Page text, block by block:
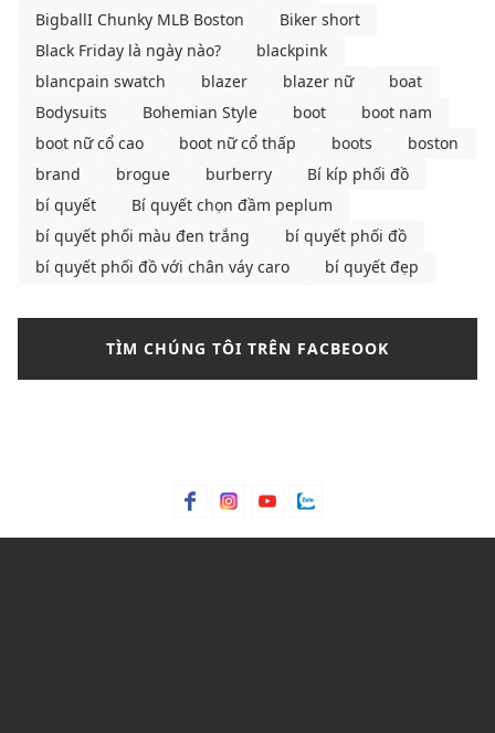
BigballI Chunky MLB Boston
Biker short
Black Friday là ngày nào?
blackpink
blancpain swatch
blazer blazer nữ
boat
Bodysuits
Bohemian Style boot
boot nam
boot nữ cổ cao
boot nữ cổ thấp boots
boston
brand
brogue burberry
Bí kíp phối đồ
bí quyết
Bí quyết chọn đầm peplum
bí quyết phối màu đen trắng
bí quyết phối đồ
bí quyết phối đồ với chân váy caro
bí quyết đẹp
bảng size quần tây nữ
Bột ngô Bột Talc
C&K
C&K Việt Nam Cacao
Calvin Klein
TÌM CHÚNG TÔI TRÊN FACBEOOK